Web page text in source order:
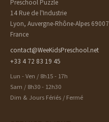
Preschool Puzzle
14 Rue de l'Industrie
Lyon, Auvergne-Rhône-Alpes 69007
France
contact@WeeKidsPreschool.net
+33 4 72 83 19 45
Lun - Ven / 8h15 - 17h
Sam / 8h30 - 12h30
Dim & Jours Fériés / Fermé